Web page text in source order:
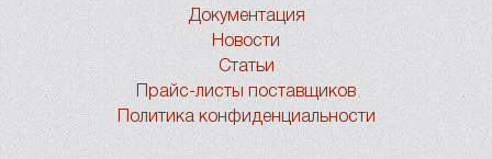
Документация
Новости
Статьи
Прайс-листы поставщиков
Политика конфиденциальности